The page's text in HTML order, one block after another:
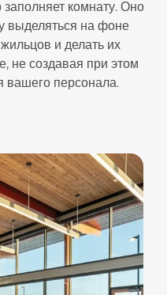
комнату. Оно
выделяться на фоне
и делать их
не создавая при этом
вашего персонала.